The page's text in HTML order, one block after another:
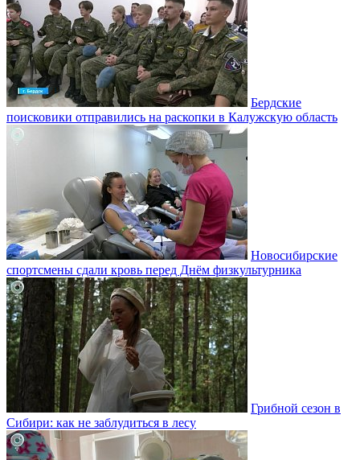
Бердские
поисковики отправились на раскопки в Калужскую область
Новосибирские
спортсмены сдали кровь перед Днём физкультурника
Грибной сезон в
Сибири: как не заблудиться в лесу